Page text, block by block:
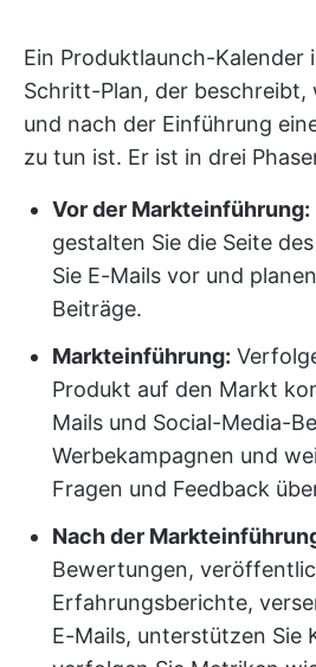
Ein Produktlaunch-
Schritt-Plan, der beschreibt,
und nach der Einführung
zu tun ist. Er ist in drei
Vor der Markteinführung:
gestalten Sie die Seite
Sie E-Mails vor und
Beiträge.
Markteinführung:
Produkt auf den Markt
Mails und Social-Media-
Werbekampagnen und
Fragen und Feedback
Nach der
Bewertungen,
Erfahrungsberichte,
E-Mails, unterstützen Sie